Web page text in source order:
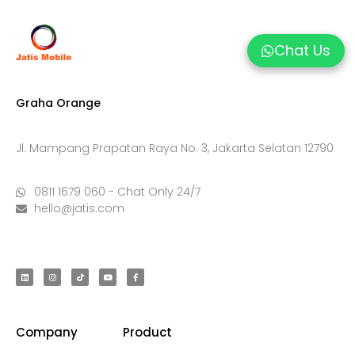
Graha Orange
Jl. Mampang Prapatan Raya No. 3, Jakarta Selatan 12790
0811 1679 060 - Chat Only 24/7
hello@jatis.com
Company Product
Chat Us